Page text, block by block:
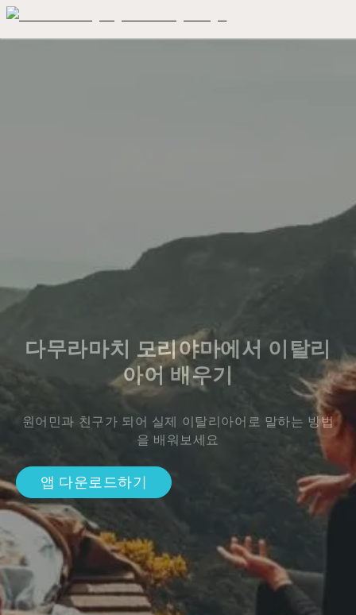
다무라마치 모리야마에서 이탈리
아어 배우기
원어민과 친구가 되어 실제 이탈리아어로 말하는 방법
을 배워보세요
앱 다운로드하기